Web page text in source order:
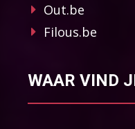
Out.be
Filous.be
WAAR VIND